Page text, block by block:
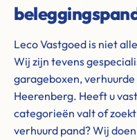
Leco Vastgoed is niet
Wij zijn tevens
garageboxen,
Heerenberg. Heeft u
categorieën valt of
verhuurd pand? Wij